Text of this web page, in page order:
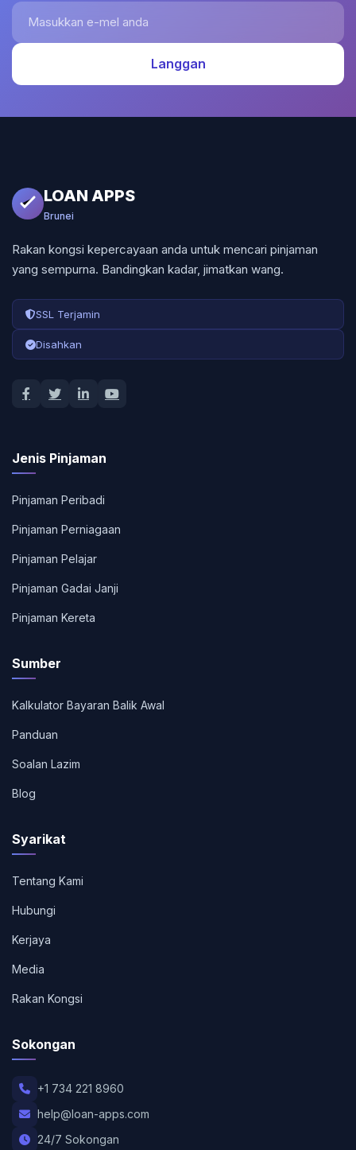
Masukkan e-mel anda
Langgan
LOAN APPS
Brunei
Rakan kongsi kepercayaan anda untuk mencari pinjaman
yang sempurna. Bandingkan kadar, jimatkan wang.
SSL Terjamin
Disahkan
Jenis Pinjaman
Pinjaman Peribadi
Pinjaman Perniagaan
Pinjaman Pelajar
Pinjaman Gadai Janji
Pinjaman Kereta
Sumber
Kalkulator Bayaran Balik Awal
Panduan
Soalan Lazim
Blog
Syarikat
Tentang Kami
Hubungi
Kerjaya
Media
Rakan Kongsi
Sokongan
+1 734 221 8960
help@loan-apps.com
24/7 Sokongan